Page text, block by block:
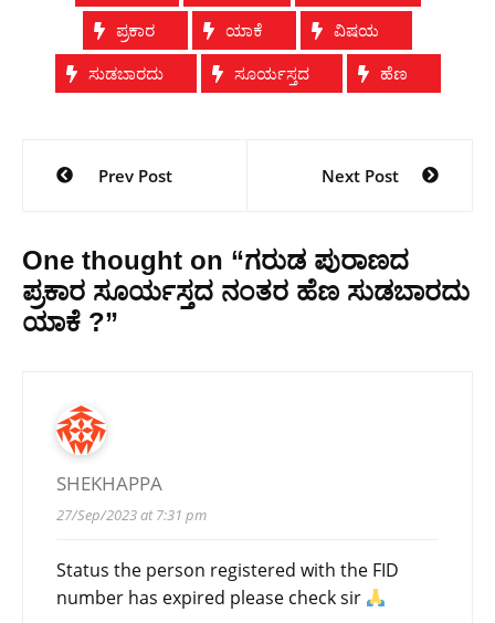
ಪ್ರಕಾರ
ಯಾಕೆ
ವಿಷಯ
ಸುಡಬಾರದು
ಸೂರ್ಯಸ್ತದ ಹೆಣ
Post
navigation
Prev Post Next Post
One thought on “ಗರುಡ ಪುರಾಣದ
ಪ್ರಕಾರ ಸೂರ್ಯಸ್ತದ ನಂತರ ಹೆಣ ಸುಡಬಾರದು
ಯಾಕೆ ?”
SHEKHAPPA
27/Sep/2023 at 7:31 pm
Status the person registered with the FID
number has expired please check sir